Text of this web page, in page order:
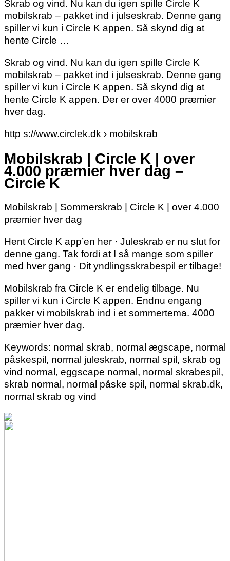
Skrab og vind. Nu kan du igen spille Circle K
mobilskrab – pakket ind i julseskrab. Denne gang
spiller vi kun i Circle K appen. Så skynd dig at
hente Circle …
Skrab og vind. Nu kan du igen spille Circle K
mobilskrab – pakket ind i julseskrab. Denne gang
spiller vi kun i Circle K appen. Så skynd dig at
hente Circle K appen. Der er over 4000 præmier
hver dag.
http s://www.circlek.dk › mobilskrab
Mobilskrab | Circle K | over
4.000 præmier hver dag –
Circle K
Mobilskrab | Sommerskrab | Circle K | over 4.000
præmier hver dag
Hent Circle K app’en her · Juleskrab er nu slut for
denne gang. Tak fordi at I så mange som spiller
med hver gang · Dit yndlingsskrabespil er tilbage!
Mobilskrab fra Circle K er endelig tilbage. Nu
spiller vi kun i Circle K appen. Endnu engang
pakker vi mobilskrab ind i et sommertema. 4000
præmier hver dag.
Keywords: normal skrab, normal ægscape, normal
påskespil, normal juleskrab, normal spil, skrab og
vind normal, eggscape normal, normal skrabespil,
skrab normal, normal påske spil, normal skrab.dk,
normal skrab og vind